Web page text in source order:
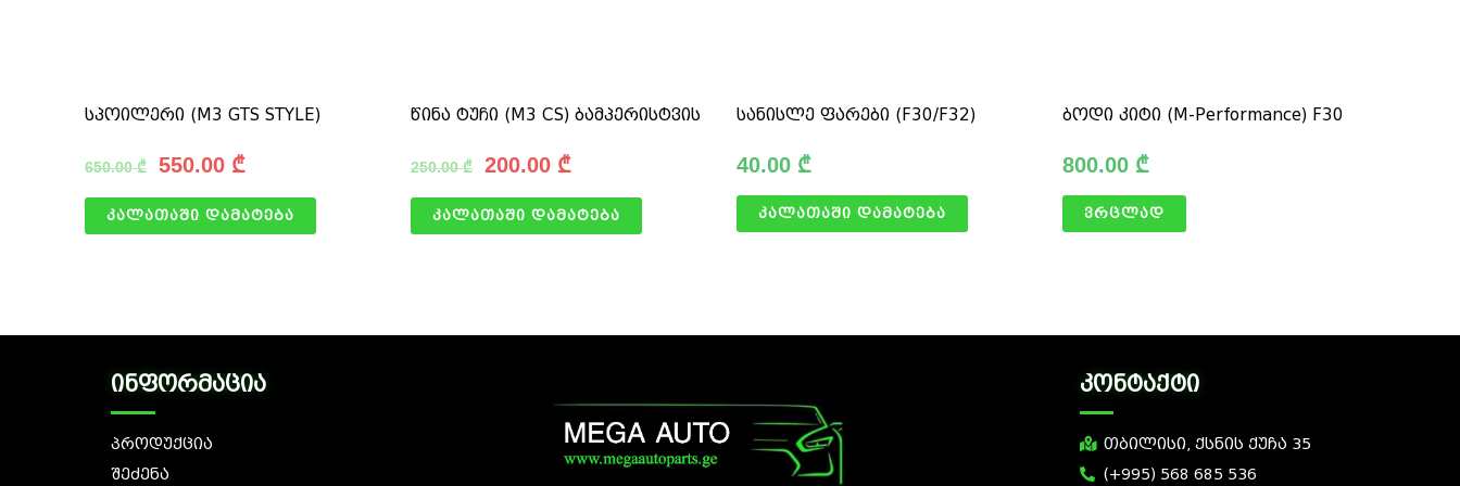
სპოილერი (M3 GTS STYLE)
650.00₾ 550.00 ₾
კალათაში დამატება
წინა ტუჩი (M3 CS) ბამპერისტვის
250.00₾ 200.00 ₾
კალათაში დამატება
სანისლე ფარები (F30/F32)
40.00 ₾
კალათაში დამატება
ბოდი კიტი (M-Performance) F30
800.00 ₾
ვრცლად
ინფორმაცია
პროდუქცია
შეძენა
კონტაქტი
თბილისი, ქსნის ქუჩა 35
(+995) 568 685 536